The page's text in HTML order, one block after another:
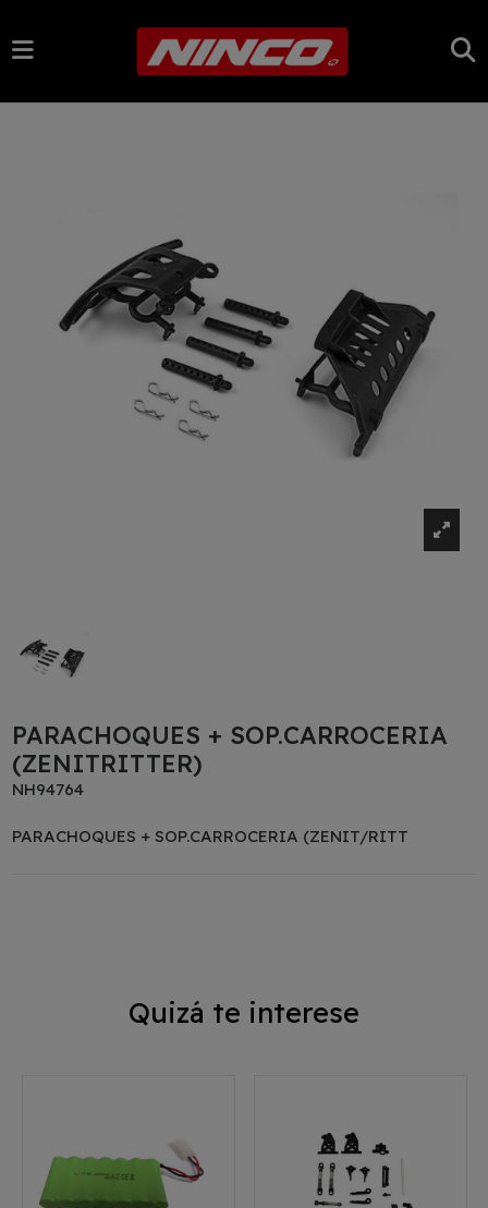
PARACHOQUES + SOP.CARROCERIA
(ZENITRITTER)
NH94764
PARACHOQUES + SOP.CARROCERIA (ZENIT/RITT
Quizá te interese